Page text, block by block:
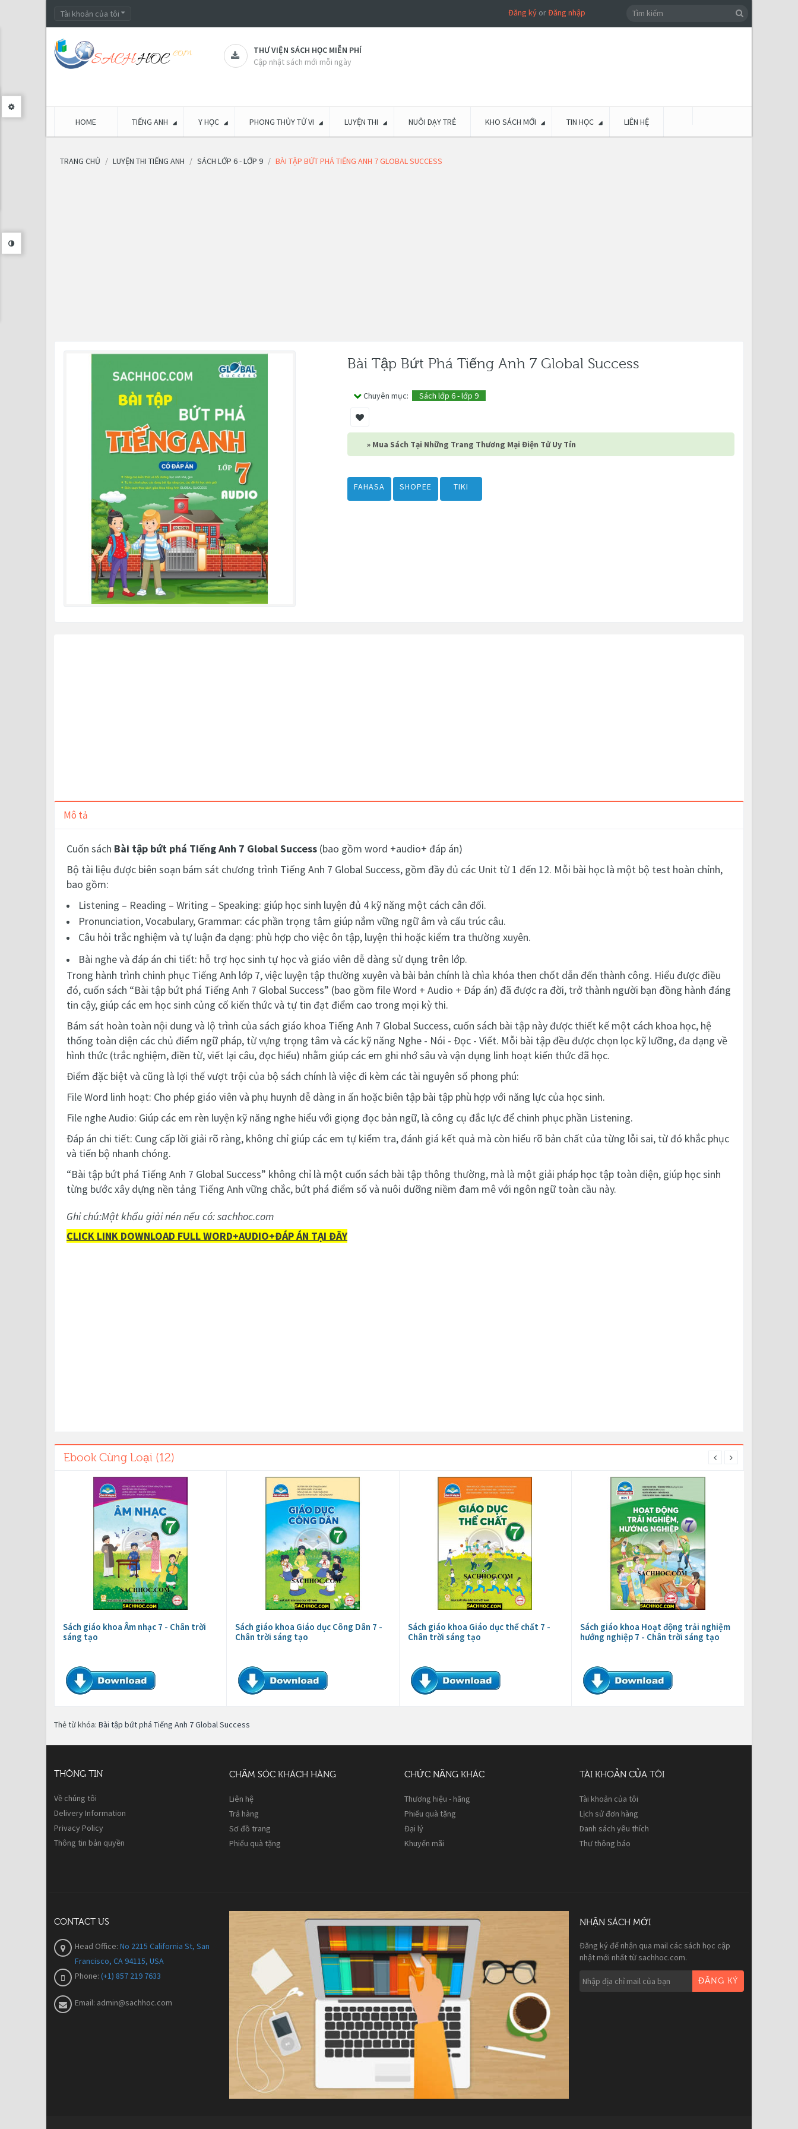
Tài khoản của tôi Đăng kýorĐăng nhập
THƯ VIỆN SÁCH HỌC MIỄN PHÍ
Cập nhật sách mới mỗi ngày
HOME TIẾNG ANH Y HỌC PHONG THỦY TỬ VI LUYỆN THI NUÔI DẠY TRẺ KHO SÁCH MỚI TIN HỌC LIÊN HỆ
TRANG CHỦ LUYỆN THI TIẾNG ANH SÁCH LỚP 6 - LỚP 9 BÀI TẬP BỨT PHÁ TIẾNG ANH 7 GLOBAL SUCCESS
Bài Tập Bứt Phá Tiếng Anh 7 Global Success
Chuyên mục: Sách lớp 6 - lớp 9
» Mua Sách Tại Những Trang Thương Mại Điện Tử Uy Tín
FAHASA SHOPEE TIKI
Mô tả
Cuốn sách Bài tập bứt phá Tiếng Anh 7 Global Success (bao gồm word +audio+ đáp án)
Bộ tài liệu được biên soạn bám sát chương trình Tiếng Anh 7 Global Success, gồm đầy đủ các Unit từ 1 đến 12. Mỗi bài học là một bộ test hoàn chỉnh,
bao gồm:
Listening – Reading – Writing – Speaking: giúp học sinh luyện đủ 4 kỹ năng một cách cân đối.
Pronunciation, Vocabulary, Grammar: các phần trọng tâm giúp nắm vững ngữ âm và cấu trúc câu.
Câu hỏi trắc nghiệm và tự luận đa dạng: phù hợp cho việc ôn tập, luyện thi hoặc kiểm tra thường xuyên.
Bài nghe và đáp án chi tiết: hỗ trợ học sinh tự học và giáo viên dễ dàng sử dụng trên lớp.
Trong hành trình chinh phục Tiếng Anh lớp 7, việc luyện tập thường xuyên và bài bản chính là chìa khóa then chốt dẫn đến thành công. Hiểu được điều
đó, cuốn sách “Bài tập bứt phá Tiếng Anh 7 Global Success” (bao gồm file Word + Audio + Đáp án) đã được ra đời, trở thành người bạn đồng hành đáng
tin cậy, giúp các em học sinh củng cố kiến thức và tự tin đạt điểm cao trong mọi kỳ thi.
Bám sát hoàn toàn nội dung và lộ trình của sách giáo khoa Tiếng Anh 7 Global Success, cuốn sách bài tập này được thiết kế một cách khoa học, hệ
thống toàn diện các chủ điểm ngữ pháp, từ vựng trọng tâm và các kỹ năng Nghe - Nói - Đọc - Viết. Mỗi bài tập đều được chọn lọc kỹ lưỡng, đa dạng về
hình thức (trắc nghiệm, điền từ, viết lại câu, đọc hiểu) nhằm giúp các em ghi nhớ sâu và vận dụng linh hoạt kiến thức đã học.
Điểm đặc biệt và cũng là lợi thế vượt trội của bộ sách chính là việc đi kèm các tài nguyên số phong phú:
File Word linh hoạt: Cho phép giáo viên và phụ huynh dễ dàng in ấn hoặc biên tập bài tập phù hợp với năng lực của học sinh.
File nghe Audio: Giúp các em rèn luyện kỹ năng nghe hiểu với giọng đọc bản ngữ, là công cụ đắc lực để chinh phục phần Listening.
Đáp án chi tiết: Cung cấp lời giải rõ ràng, không chỉ giúp các em tự kiểm tra, đánh giá kết quả mà còn hiểu rõ bản chất của từng lỗi sai, từ đó khắc phục
và tiến bộ nhanh chóng.
“Bài tập bứt phá Tiếng Anh 7 Global Success” không chỉ là một cuốn sách bài tập thông thường, mà là một giải pháp học tập toàn diện, giúp học sinh
từng bước xây dựng nền tảng Tiếng Anh vững chắc, bứt phá điểm số và nuôi dưỡng niềm đam mê với ngôn ngữ toàn cầu này.
Ghi chú:Mật khẩu giải nén nếu có: sachhoc.com
CLICK LINK DOWNLOAD FULL WORD+AUDIO+ĐÁP ÁN TẠI ĐÂY
Ebook Cùng Loại (12)
Sách giáo khoa Âm nhạc 7 - Chân trời
sáng tạo
Sách giáo khoa Giáo dục Công Dân 7 -
Chân trời sáng tạo
Sách giáo khoa Giáo dục thể chất 7 -
Chân trời sáng tạo
Sách giáo khoa Hoạt động trải nghiệm
hướng nghiệp 7 - Chân trời sáng tạo
Thẻ từ khóa: Bài tập bứt phá Tiếng Anh 7 Global Success
THÔNG TIN
Về chúng tôi
Delivery Information
Privacy Policy
Thông tin bản quyền
CHĂM SÓC KHÁCH HÀNG
Liên hệ
Trả hàng
Sơ đồ trang
Phiếu quà tặng
CHỨC NĂNG KHÁC
Thương hiệu - hãng
Phiếu quà tặng
Đại lý
Khuyến mãi
TÀI KHOẢN CỦA TÔI
Tài khoản của tôi
Lịch sử đơn hàng
Danh sách yêu thích
Thư thông báo
CONTACT US
Head Office: No 2215 California St, San
Francisco, CA 94115, USA
Phone: (+1) 857 219 7633
Email: admin@sachhoc.com
NHẬN SÁCH MỚI
Đăng ký để nhận qua mail các sách học cập
nhật mới nhất từ sachhoc.com.
ĐĂNG KÝ